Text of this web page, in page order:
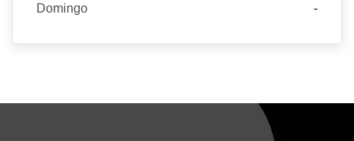
Domingo -